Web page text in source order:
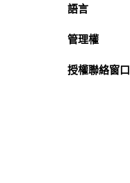
語言
管理權
授權聯絡窗口